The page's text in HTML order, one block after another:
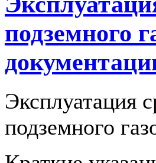
подземного
Эксплуатация
подземного